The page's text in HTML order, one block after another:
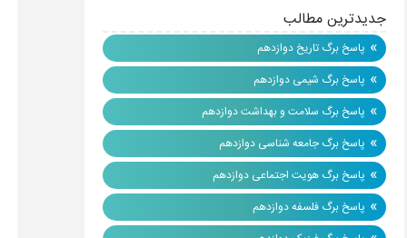
جدیدترین مطالب
» پاسخ برگ تاریخ دوازدهم
» پاسخ برگ شیمی دوازدهم
» پاسخ برگ سلامت و بهداشت دوازدهم
» پاسخ برگ جامعه شناسی دوازدهم
» پاسخ برگ هویت اجتماعی دوازدهم
» پاسخ برگ فلسفه دوازدهم